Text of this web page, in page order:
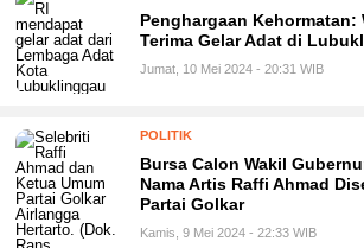
Penghargaan Kehormatan:
Terima Gelar Adat di
Jumat, 10 Mei 2024 - 20:31 WIB
POLITIK
Bursa Calon Wakil
Nama Artis Raffi Ahmad
Partai Golkar
Kamis, 9 Mei 2024 - 22:33 WIB